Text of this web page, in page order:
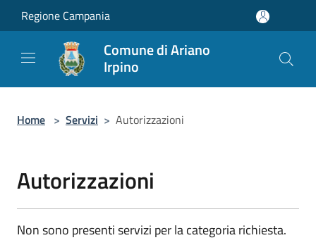
Salta al contenuto principale
Regione Campania
Comune di Ariano
Irpino
Home > Servizi > Autorizzazioni
Autorizzazioni
Non sono presenti servizi per la categoria richiesta.